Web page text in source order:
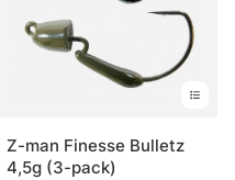
Z-man Finesse Bulletz
4,5g (3-pack)